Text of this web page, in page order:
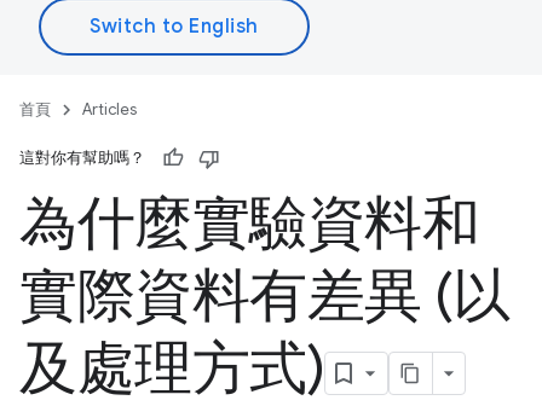
首頁 Articles
這對你有幫助嗎？
為什麼實驗資料和
實際資料有差異 (以
及處理方式)